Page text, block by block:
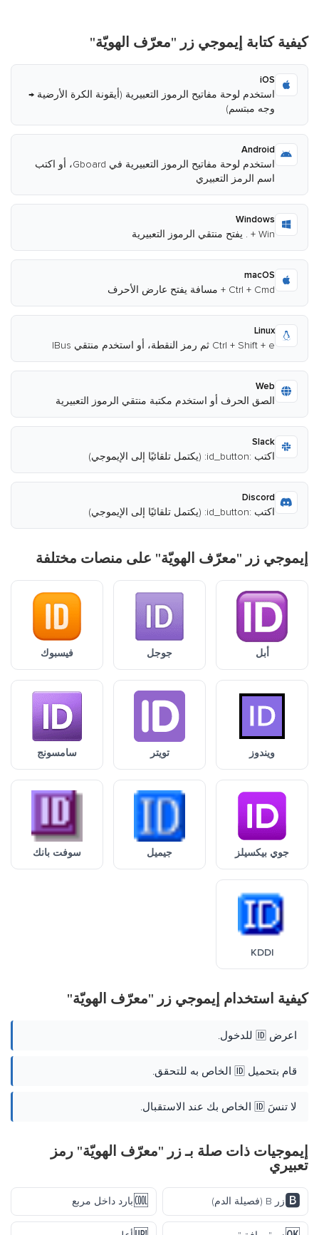
كيفية كتابة إيموجي زر "معرّف الهويّة"
iOS
استخدم لوحة مفاتيح الرموز التعبيرية (أيقونة الكرة الأرضية →
وجه مبتسم)
Android
استخدم لوحة مفاتيح الرموز التعبيرية في Gboard، أو اكتب
اسم الرمز التعبيري
Windows
Win + . يفتح منتقي الرموز التعبيرية
macOS
Ctrl + Cmd + مسافة يفتح عارض الأحرف
Linux
Ctrl + Shift + e ثم رمز النقطة، أو استخدم منتقي IBus
Web
الصق الحرف أو استخدم مكتبة منتقي الرموز التعبيرية
Slack
اكتب :id_button: (يكتمل تلقائيًا إلى الإيموجي)
Discord
اكتب :id_button: (يكتمل تلقائيًا إلى الإيموجي)
إيموجي زر "معرّف الهويّة" على منصات مختلفة
أبل جوجل فيسبوك
ويندوز تويتر سامسونج
جوي بيكسيلز جيميل سوفت بانك
KDDI
كيفية استخدام إيموجي زر "معرّف الهويّة"
اعرض 🆔 للدخول.
قام بتحميل 🆔 الخاص به للتحقق.
لا تنسَ 🆔 الخاص بك عند الاستقبال.
إيموجيات ذات صلة بـ زر "معرّف الهويّة" رمز
تعبيري
🅱️زر B (فصيلة الدم) 🆒بارد داخل مربع